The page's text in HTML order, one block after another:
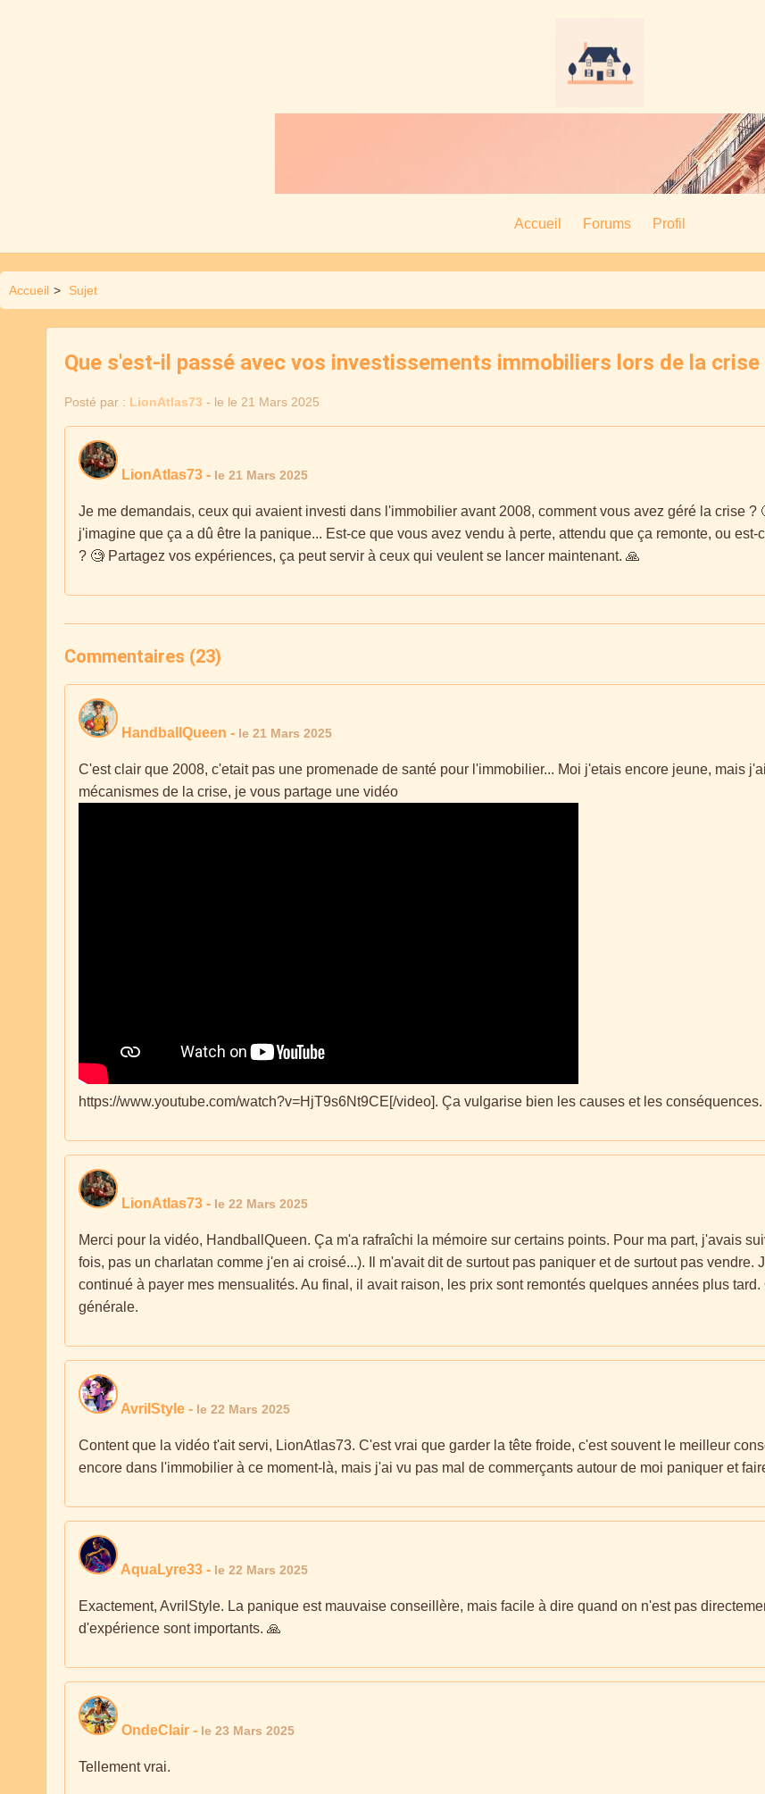
Accueil Forums Profil
Accueil > Sujet
Que s'est-il passé avec vos investissements immobiliers lors de la crise
Posté par : LionAtlas73 - le le 21 Mars 2025
LionAtlas73 - le 21 Mars 2025
Je me demandais, ceux qui avaient investi dans l'immobilier avant 2008, comment vous avez géré la crise
j'imagine que ça a dû être la panique... Est-ce que vous avez vendu à perte, attendu que ça remonte, ou
? 🧐 Partagez vos expériences, ça peut servir à ceux qui veulent se lancer maintenant. 🙏
Commentaires (23)
HandballQueen - le 21 Mars 2025
C'est clair que 2008, c'etait pas une promenade de santé pour l'immobilier... Moi j'etais encore jeune, mais
mécanismes de la crise, je vous partage une vidéo
https://www.youtube.com/watch?v=HjT9s6Nt9CE[/video]. Ça vulgarise bien les causes et les conséquences.
LionAtlas73 - le 22 Mars 2025
Merci pour la vidéo, HandballQueen. Ça m'a rafraîchi la mémoire sur certains points. Pour ma part, j'avais
fois, pas un charlatan comme j'en ai croisé...). Il m'avait dit de surtout pas paniquer et de surtout pas
continué à payer mes mensualités. Au final, il avait raison, les prix sont remontés quelques années plus
générale.
AvrilStyle - le 22 Mars 2025
Content que la vidéo t'ait servi, LionAtlas73. C'est vrai que garder la tête froide, c'est souvent le meilleur
encore dans l'immobilier à ce moment-là, mais j'ai vu pas mal de commerçants autour de moi paniquer et
AquaLyre33 - le 22 Mars 2025
Exactement, AvrilStyle. La panique est mauvaise conseillère, mais facile à dire quand on n'est pas
d'expérience sont importants. 🙏
OndeClair - le 23 Mars 2025
Tellement vrai.